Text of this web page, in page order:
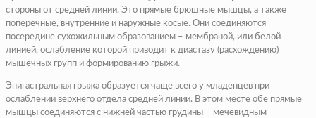
стороны от средней линии. Это прямые брюшные мышцы, а также
поперечные, внутренние и наружные косые. Они соединяются
посередине сухожильным образованием – мембраной, или белой
линией, ослабление которой приводит к диастазу (расхождению)
мышечных групп и формированию грыжи.
Эпигастральная грыжа образуется чаще всего у младенцев при
ослаблении верхнего отдела средней линии. В этом месте обе прямые
мышцы соединяются с нижней частью грудины – мечевидным